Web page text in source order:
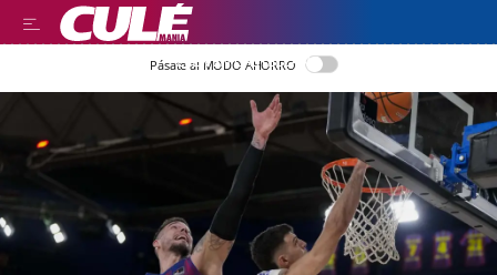
LEER EN CASTELLANO
Pásate al MODO AHORRO